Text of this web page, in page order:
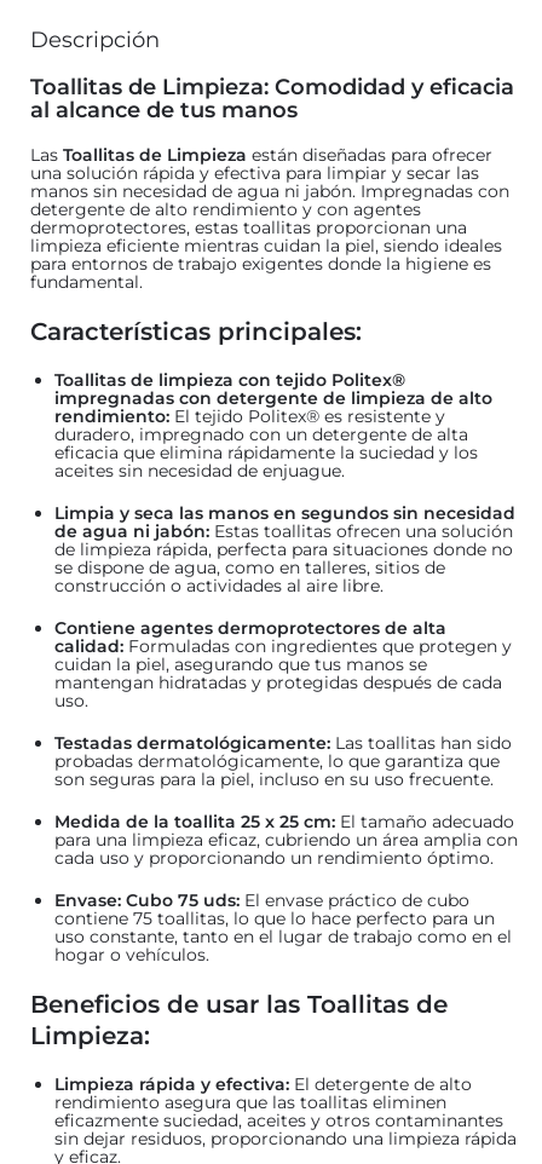
Descripción
Toallitas de Limpieza: Comodidad y eficacia
al alcance de tus manos
Las Toallitas de Limpieza están diseñadas para ofrecer
una solución rápida y efectiva para limpiar y secar las
manos sin necesidad de agua ni jabón. Impregnadas con
detergente de alto rendimiento y con agentes
dermoprotectores, estas toallitas proporcionan una
limpieza eficiente mientras cuidan la piel, siendo ideales
para entornos de trabajo exigentes donde la higiene es
fundamental.
Características principales:
Toallitas de limpieza con tejido Politex®
impregnadas con detergente de limpieza de alto
rendimiento: El tejido Politex® es resistente y
duradero, impregnado con un detergente de alta
eficacia que elimina rápidamente la suciedad y los
aceites sin necesidad de enjuague.
Limpia y seca las manos en segundos sin necesidad
de agua ni jabón: Estas toallitas ofrecen una solución
de limpieza rápida, perfecta para situaciones donde no
se dispone de agua, como en talleres, sitios de
construcción o actividades al aire libre.
Contiene agentes dermoprotectores de alta
calidad: Formuladas con ingredientes que protegen y
cuidan la piel, asegurando que tus manos se
mantengan hidratadas y protegidas después de cada
uso.
Testadas dermatológicamente: Las toallitas han sido
probadas dermatológicamente, lo que garantiza que
son seguras para la piel, incluso en su uso frecuente.
Medida de la toallita 25 x 25 cm: El tamaño adecuado
para una limpieza eficaz, cubriendo un área amplia con
cada uso y proporcionando un rendimiento óptimo.
Envase: Cubo 75 uds: El envase práctico de cubo
contiene 75 toallitas, lo que lo hace perfecto para un
uso constante, tanto en el lugar de trabajo como en el
hogar o vehículos.
Beneficios de usar las Toallitas de
Limpieza:
Limpieza rápida y efectiva: El detergente de alto
rendimiento asegura que las toallitas eliminen
eficazmente suciedad, aceites y otros contaminantes
sin dejar residuos, proporcionando una limpieza rápida
y eficaz.